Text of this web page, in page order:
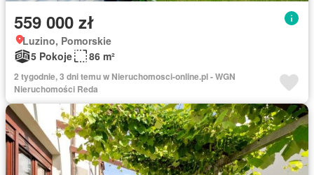
559 000 zł
Luzino, Pomorskie
5 Pokoje
86 m²
2 tygodnie, 3 dni temu w Nieruchomosci-online.pl - WGN
Nieruchomości Reda